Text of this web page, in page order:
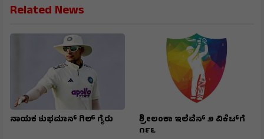
Related News
ನಾಯಕ ಶುಭಮಾನ್ ಗಿಲ್ ಗೈರು
ಶ್ರೀಲಂಕಾ ಇಲೆವೆನ್ ೨ ವಿಕೆಟ್‌ಗೆ
೧೯೬